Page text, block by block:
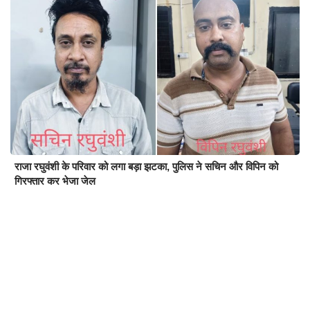
राजा रघुवंशी के परिवार को लगा बड़ा झटका, पुलिस ने सचिन और विपिन को
गिरफ्तार कर भेजा जेल